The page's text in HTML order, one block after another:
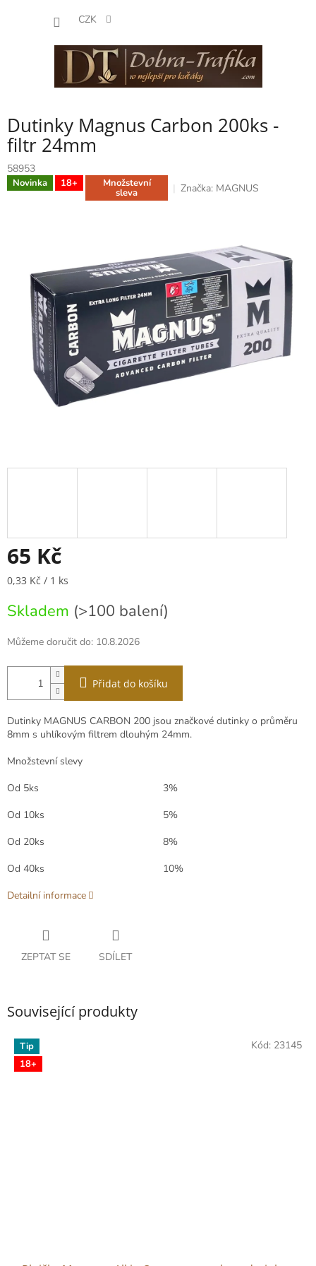
CZK
Dutinky Magnus Carbon 200ks -
filtr 24mm
58953
Novinka 18+ Množstevní
sleva Značka: MAGNUS
65 Kč
Měrná
0,33 Kč / 1 ks
Skladem (>100 balení)
Můžeme doručit do: 10.8.2026
Přidat do košíku
Dutinky MAGNUS CARBON 200 jsou značkové dutinky o průměru
8mm s uhlíkovým filtrem dlouhým 24mm.
Množstevní slevy
Od 5ks
3%
Od 10ks
5%
Od 20ks
8%
Od 40ks
10%
Detailní informace
ZEPTAT SE SDÍLET
Související produkty
Tip
18+
Kód: 23145